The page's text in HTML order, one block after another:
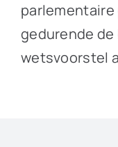
gedurende
wetsvoorstel